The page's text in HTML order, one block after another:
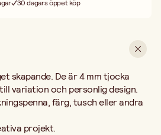
30 dagars öppet köp
skapande. De är 4 mm tjocka
variation och personlig design.
färg, tusch eller andra
projekt.